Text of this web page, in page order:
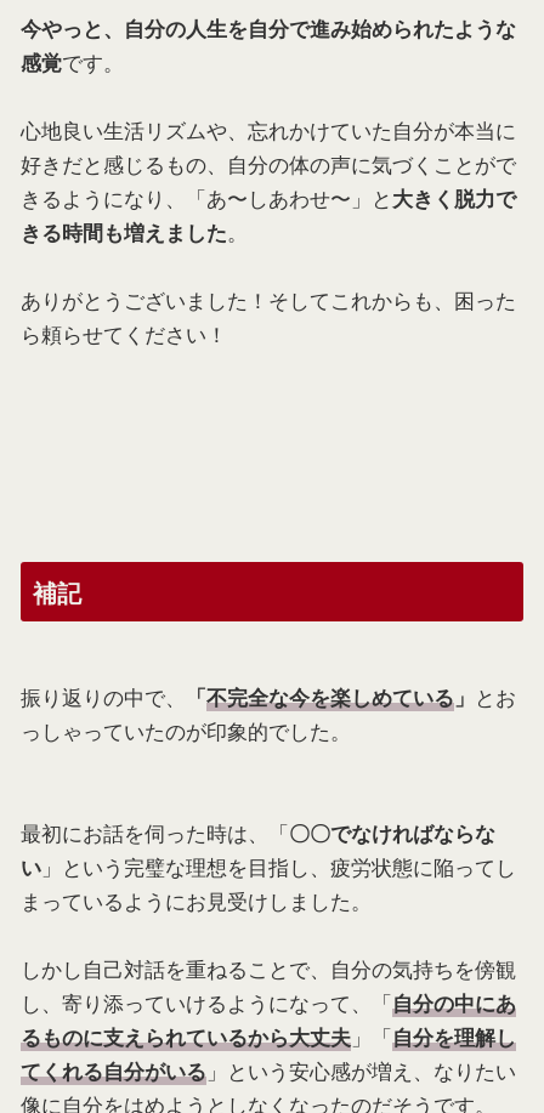
今やっと、自分の人生を自分で進み始められたような
感覚です。
心地良い生活リズムや、忘れかけていた自分が本当に
好きだと感じるもの、自分の体の声に気づくことがで
きるようになり、「あ〜しあわせ〜」と大きく脱力で
きる時間も増えました。
ありがとうございました！そしてこれからも、困った
ら頼らせてください！
補記
振り返りの中で、 「不完全な今を楽しめている 」 とお
っしゃっていたのが印象的でした。
最初にお話を伺った時は、「〇〇でなければならな
い 」という完璧な理想を目指し、疲労状態に陥ってし
まっているようにお見受けしました。
しかし自己対話を重ねることで、自分の気持ちを傍観
し、寄り添っていけるようになって、「自分の中にあ
るものに支えられているから大丈夫 」「自分を理解し
てくれる自分がいる 」という安心感が増え、なりたい
像に自分をはめようとしなくなったのだそうです。